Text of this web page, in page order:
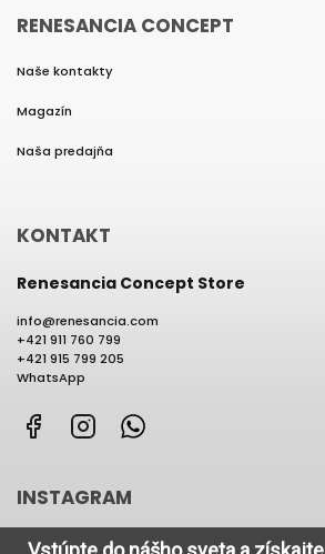
RENESANCIA CONCEPT
Naše kontakty
Magazín
Naša predajňa
KONTAKT
Renesancia Concept Store
info@renesancia.com
+421 911 760 799
+421 915 799 205
WhatsApp
FacebookInstagram
INSTAGRAM